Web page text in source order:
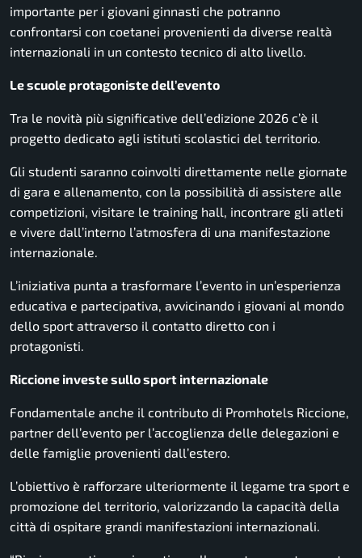
importante per i giovani ginnasti che potranno
confrontarsi con coetanei provenienti da diverse realtà
internazionali in un contesto tecnico di alto livello.
Le scuole protagoniste dell’evento
Tra le novità più significative dell’edizione 2026 c’è il
progetto dedicato agli istituti scolastici del territorio.
Gli studenti saranno coinvolti direttamente nelle giornate
di gara e allenamento, con la possibilità di assistere alle
competizioni, visitare le training hall, incontrare gli atleti
e vivere dall’interno l’atmosfera di una manifestazione
internazionale.
L’iniziativa punta a trasformare l’evento in un’esperienza
educativa e partecipativa, avvicinando i giovani al mondo
dello sport attraverso il contatto diretto con i
protagonisti.
Riccione investe sullo sport internazionale
Fondamentale anche il contributo di Promhotels Riccione,
partner dell’evento per l’accoglienza delle delegazioni e
delle famiglie provenienti dall’estero.
L’obiettivo è rafforzare ulteriormente il legame tra sport e
promozione del territorio, valorizzando la capacità della
città di ospitare grandi manifestazioni internazionali.